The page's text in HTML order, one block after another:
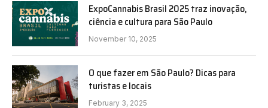
ExpoCannabis Brasil 2025 traz inovação,
ciência e cultura para São Paulo
November 10, 2025
O que fazer em São Paulo? Dicas para
turistas e locais
February 3, 2025